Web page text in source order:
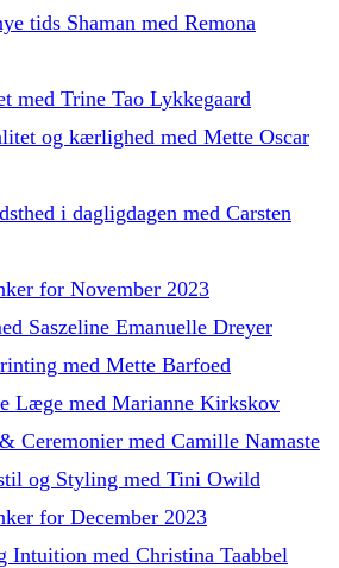
tids Shaman med Remona
med Trine Tao Lykkegaard
og kærlighed med Mette Oscar
i dagligdagen med Carsten
for November 2023
Saszeline Emanuelle Dreyer
med Mette Barfoed
Læge med Marianne Kirkskov
Ceremonier med Camille Namaste
og Styling med Tini Owild
for December 2023
Intuition med Christina Taabbel